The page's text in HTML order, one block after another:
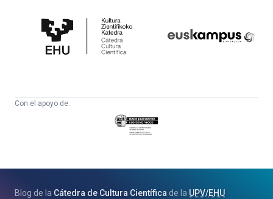
Cultura
Científica
Con el apoyo de:
Eusko
Jaurlaritza
eta
Blog de la Cátedra de Cultura Científica de la UPV/EHU